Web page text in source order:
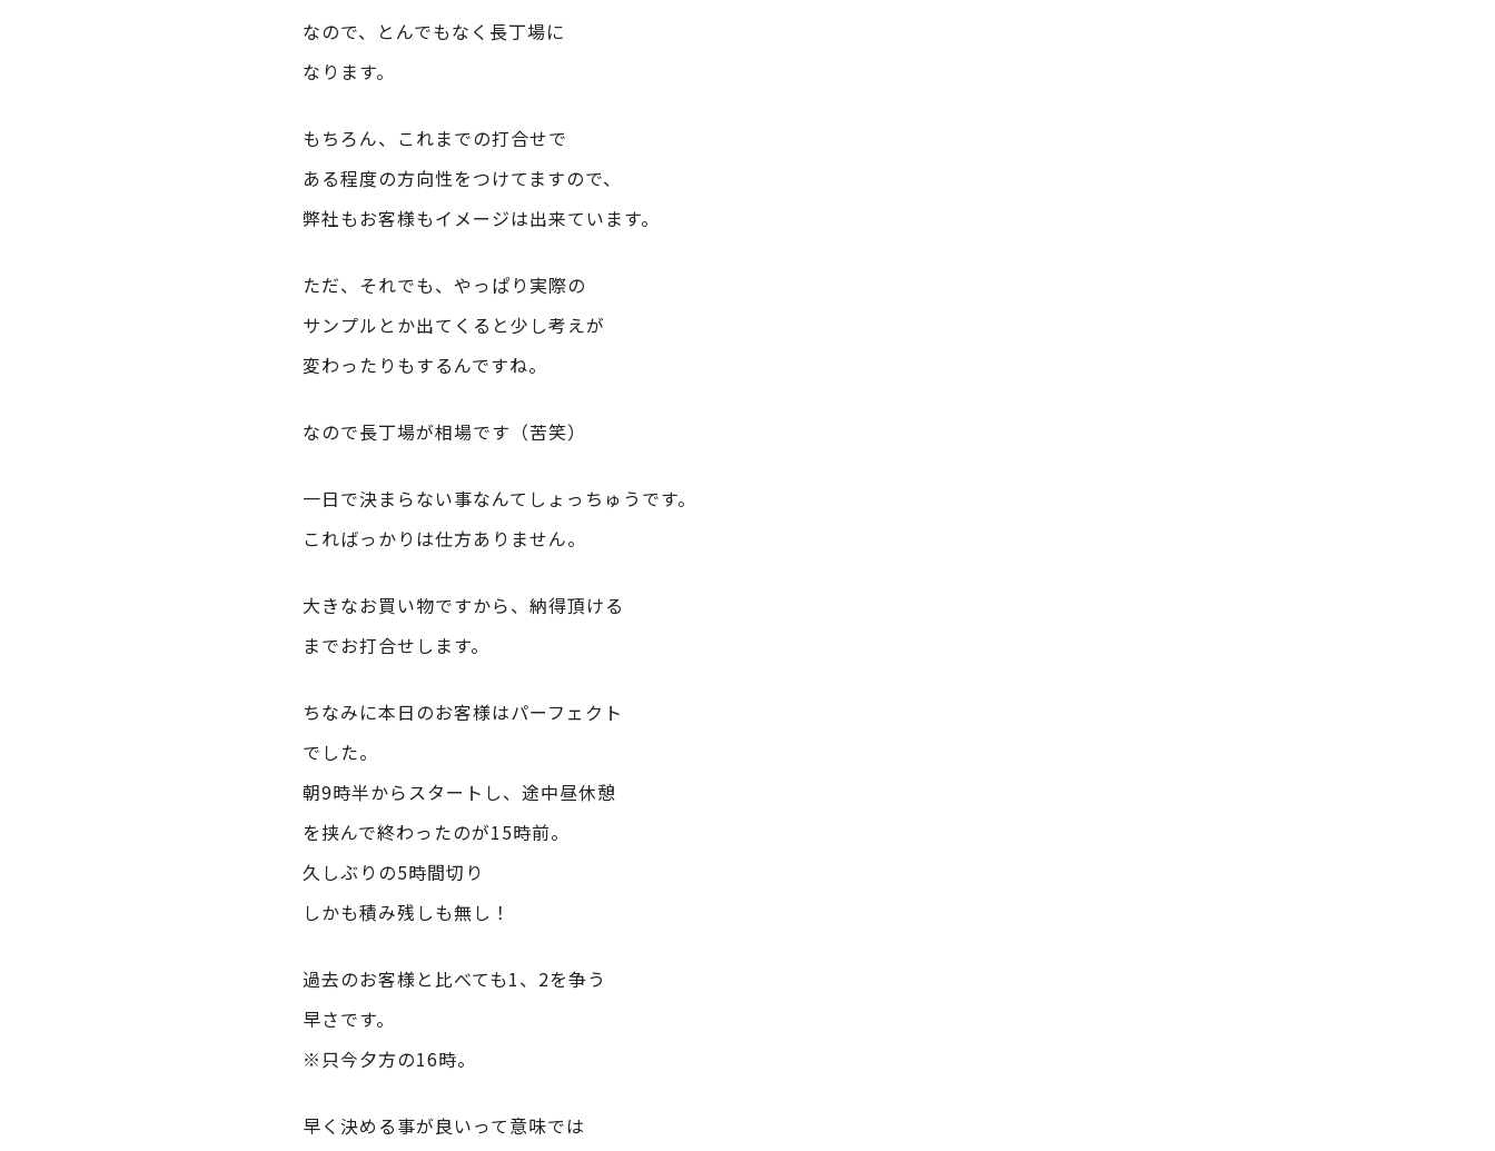
なので、とんでもなく長丁場に
なります。
もちろん、これまでの打合せで
ある程度の方向性をつけてますので、
弊社もお客様もイメージは出来ています。
ただ、それでも、やっぱり実際の
サンプルとか出てくると少し考えが
変わったりもするんですね。
なので長丁場が相場です（苦笑）
一日で決まらない事なんてしょっちゅうです。
こればっかりは仕方ありません。
大きなお買い物ですから、納得頂ける
までお打合せします。
ちなみに本日のお客様はパーフェクト
でした。
朝9時半からスタートし、途中昼休憩
を挟んで終わったのが15時前。
久しぶりの5時間切り
しかも積み残しも無し！
過去のお客様と比べても1、2を争う
早さです。
※只今夕方の16時。
早く決める事が良いって意味では